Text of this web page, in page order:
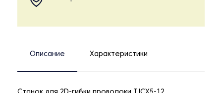
Описание Характеристики